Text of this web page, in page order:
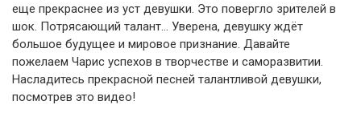
еще прекраснее из уст девушки. Это повергло зрителей в
шок. Потрясающий талант… Уверена, девушку ждёт
большое будущее и мировое признание. Давайте
пожелаем Чарис успехов в творчестве и саморазвитии.
Насладитесь прекрасной песней талантливой девушки,
посмотрев это видео!